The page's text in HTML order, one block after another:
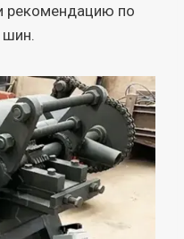
рекомендацию по
шин.